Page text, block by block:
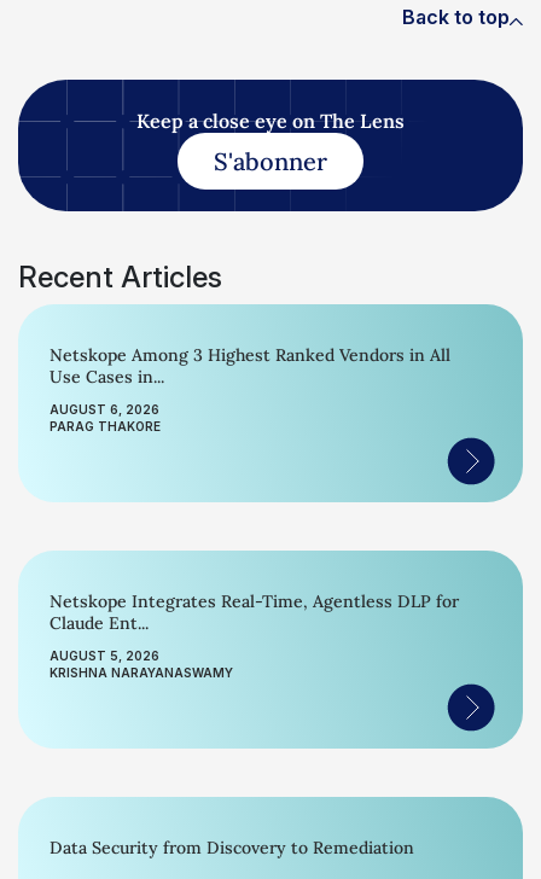
Back to top
Keep a close eye on The Lens
S'abonner
Recent Articles
Netskope Among 3 Highest Ranked Vendors in All
Use Cases in...
AUGUST 6, 2026
PARAG THAKORE
Netskope Integrates Real-Time, Agentless DLP for
Claude Ent...
AUGUST 5, 2026
KRISHNA NARAYANASWAMY
Data Security from Discovery to Remediation